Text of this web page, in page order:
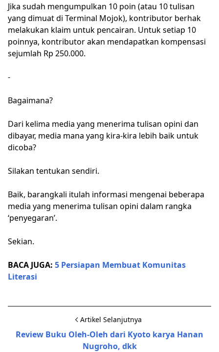
Jika sudah mengumpulkan 10 poin (atau 10 tulisan
yang dimuat di Terminal Mojok), kontributor berhak
melakukan klaim untuk pencairan. Untuk setiap 10
poinnya, kontributor akan mendapatkan kompensasi
sejumlah Rp 250.000.
-
Bagaimana?
Dari kelima media yang menerima tulisan opini dan
dibayar, media mana yang kira-kira lebih baik untuk
dicoba?
Silakan tentukan sendiri.
Baik, barangkali itulah informasi mengenai beberapa
media yang menerima tulisan opini dalam rangka
‘penyegaran’.
Sekian.
BACA JUGA: 5 Persiapan Membuat Komunitas
Literasi
Artikel Selanjutnya
Review Buku Oleh-Oleh dari Kyoto karya Hanan
Nugroho, dkk